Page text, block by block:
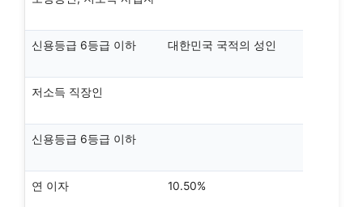
신용등급 6등급 이하 대한민국 국적의 성인
저소득 직장인
신용등급 6등급 이하
연 이자 10.50%